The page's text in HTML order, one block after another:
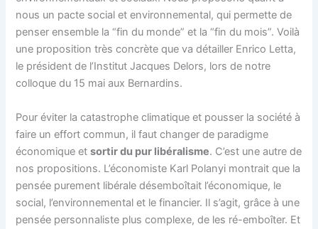
nous un pacte social et environnemental, qui permette de
penser ensemble la “fin du monde” et la “fin du mois”. Voilà
une proposition très concrète que va détailler Enrico Letta,
le président de l’Institut Jacques Delors, lors de notre
colloque du 15 mai aux Bernardins.
Pour éviter la catastrophe climatique et pousser la société à
faire un effort commun, il faut changer de paradigme
économique etsortir du pur libéralisme. C’est une autre de
nos propositions. L’économiste Karl Polanyi montrait que la
pensée purement libérale désemboîtait l’économique, le
social, l’environnemental et le financier. Il s’agit, grâce à une
pensée personnaliste plus complexe, de les ré-emboîter. Et